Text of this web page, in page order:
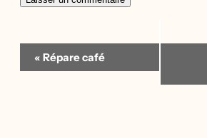
Navigation
Évènement
« Répare café